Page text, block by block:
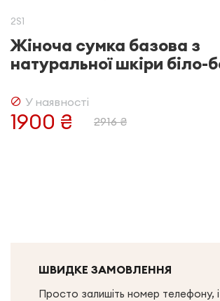
2S1
Жіноча сумка базова з
натуральної шкіри біло-
1900 ₴ 2916 ₴
У наявності
ШВИДКЕ ЗАМОВЛЕННЯ
Просто залишіть номер телефону,